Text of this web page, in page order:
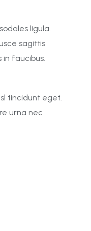
ligula.
sagittis
faucibus.
tincidunt eget.
urna nec